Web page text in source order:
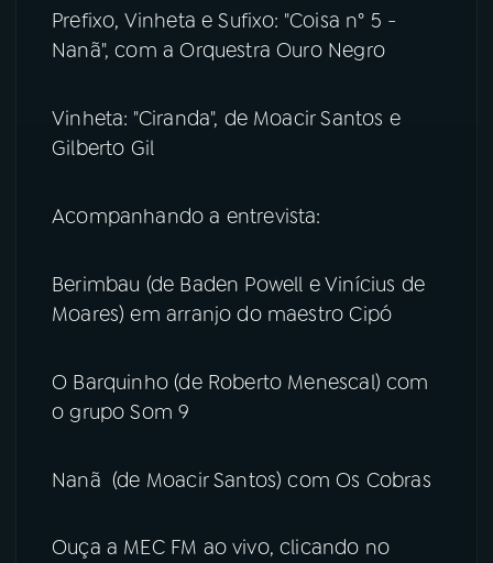
Prefixo, Vinheta e Sufixo: "Coisa n° 5 -
Nanã", com a Orquestra Ouro Negro
Vinheta: "Ciranda", de Moacir Santos e
Gilberto Gil
Acompanhando a entrevista:
Berimbau (de Baden Powell e Vinícius de
Moares) em arranjo do maestro Cipó
O Barquinho (de Roberto Menescal) com
o grupo Som 9
Nanã (de Moacir Santos) com Os Cobras
Ouça a MEC FM ao vivo, clicando no